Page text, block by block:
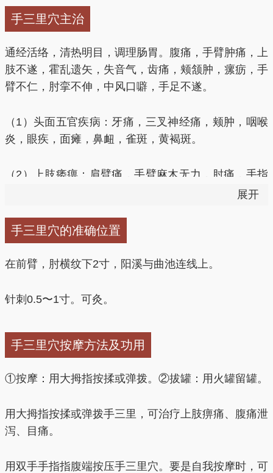
床实践的总结，其治疗原理是根据经脉与经筋循行，手
阳明经脉与经筋均行于上肢到肩背。手三里等同足三
里，气血皆充盛，故用之有效。
（2）手三里是治疗腰痛的特效穴。《针灸甲乙经》
痛是根据经筋循行原理，“其支者，绕肩中，夹脊”而
行，所以并不是所有的腰痛用手三里都有效，而是当腰
腰痛不仅仅是经筋原理，还因为手三里为手阳明经脉穴
位，手阳明多气多血，本穴因善疏经通络，故用之则有
（3）手三里是治疗头面五官疾病常用穴。
于头面部，又为多气多血之经，根据“经脉所过，主治
面部美容及三叉神经痛的治疗更为突出，是临床之特效
佳，故临床应正确选择运用，发挥出所具有的特效功
肠经穴位，大肠为传导之官，刺之能和胃利肠，治疗肠
腑相关病症。《针灸大成•席弘赋》言：“手足上下针三
休，手中三里便须求。”常用于治疗腹痛、腹胀、腹
手三里穴主治
通经活络，清热明目，调理肠胃。腹痛，手臂肿痛，上
肢不遂，霍乱遗矢，失音气，齿痛，颊颔肿，瘰疬，手
臂不仁，肘挛不伸，中风口噼，手足不遂。
（1）头面五官疾病：牙痛，三叉神经痛，颊肿，咽喉
炎，眼疾，面瘫，鼻衄，雀斑，黄褐斑。
（2）上肢痿痹：肩臂痛，手臂麻木无力，肘痛，手指
（3）肠胃病：腹痛，腹胀，腹泻，呕吐，便秘。
（4）腰痛，尤其急性腰扭伤。
（5）津液不足所致疾病：口干，咽痛，糖尿病，便
展开
手三里穴的准确位置
在前臂，肘横纹下2寸，阳溪与曲池连线上。
针刺0.5〜1寸。可灸。
手三里穴按摩方法及功用
①按摩：用大拇指按揉或弹拨。②拔罐：用火罐留罐。
用大拇指按揉或弹拨手三里，可治疗上肢痹痛、腹痛泄
泻、目痛。
用双手手指指腹端按压手三里穴。要是自我按摩时，可